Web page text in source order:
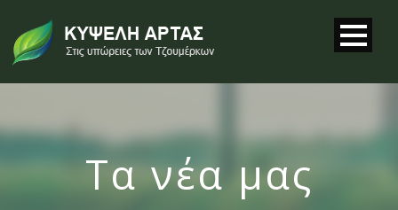
Τα νέα μας